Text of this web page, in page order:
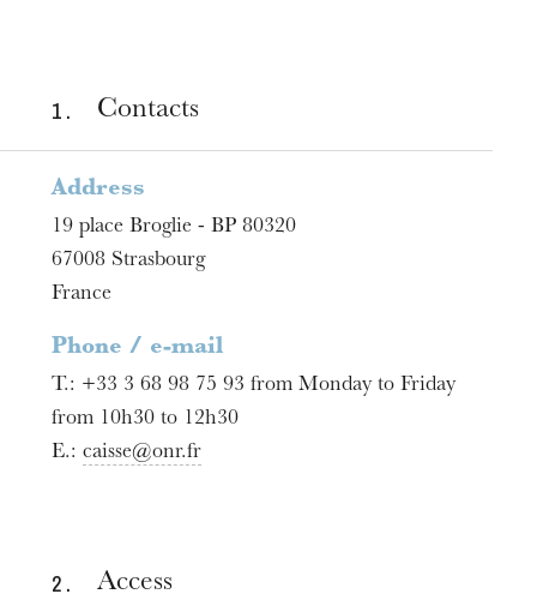
1 . Contacts
Address
19 place Broglie - BP 80320
67008 Strasbourg
France
Phone / e-mail
T.: +33 3 68 98 75 93 from Monday to Friday
from 10h30 to 12h30
E.:caisse@onr.fr
2 . Access